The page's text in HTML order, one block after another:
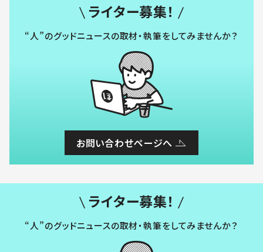
ライター募集！
“人”のグッドニュースの取材・執筆をしてみませんか？
お問い合わせページへ
ライター募集！
“人”のグッドニュースの取材・執筆をしてみませんか？